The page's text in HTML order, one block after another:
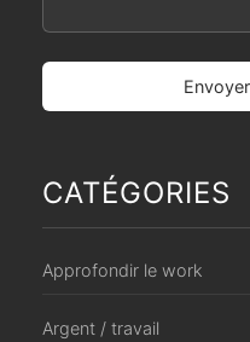
CATÉGORIES
Approfondir le work
Argent / travail